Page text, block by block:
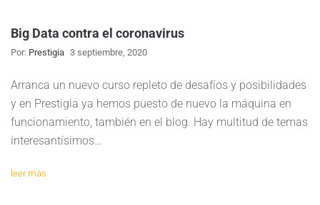
Big Data contra el coronavirus
Por: Prestigia 3 septiembre, 2020
Arranca un nuevo curso repleto de desafíos y posibilidades
y en Prestigia ya hemos puesto de nuevo la máquina en
funcionamiento, también en el blog. Hay multitud de temas
interesantísimos…
leer más